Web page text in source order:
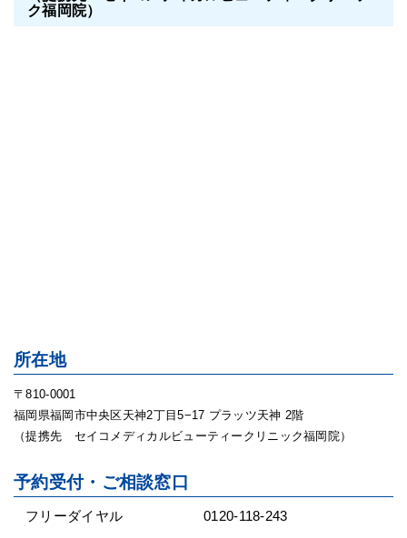
ク福岡院）
所在地
〒810-0001
福岡県福岡市中央区天神2丁目5−17 プラッツ天神 2階
（提携先 セイコメディカルビューティークリニック福岡院）
予約受付・ご相談窓口
フリーダイヤル 0120-118-243